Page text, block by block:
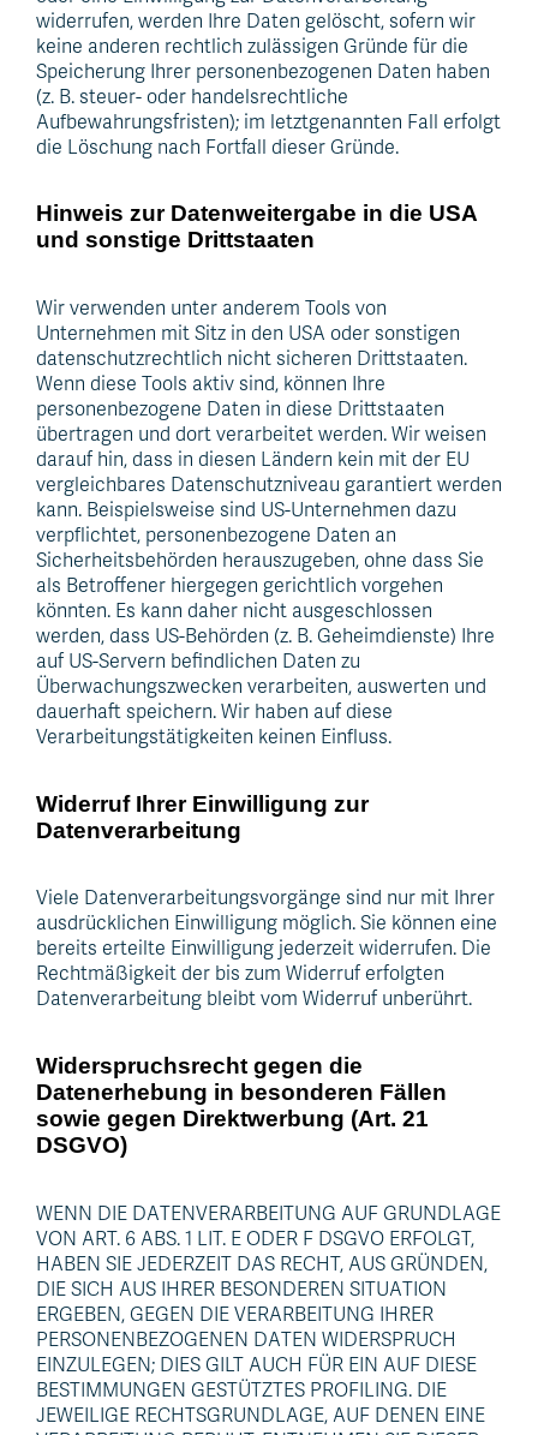
widerrufen, werden Ihre Daten gelöscht, sofern wir
keine anderen rechtlich zulässigen Gründe für die
Speicherung Ihrer personenbezogenen Daten haben
(z. B. steuer- oder handelsrechtliche
Aufbewahrungsfristen); im letztgenannten Fall erfolgt
die Löschung nach Fortfall dieser Gründe.
Hinweis zur Datenweitergabe in die USA
und sonstige Drittstaaten
Wir verwenden unter anderem Tools von
Unternehmen mit Sitz in den USA oder sonstigen
datenschutzrechtlich nicht sicheren Drittstaaten.
Wenn diese Tools aktiv sind, können Ihre
personenbezogene Daten in diese Drittstaaten
übertragen und dort verarbeitet werden. Wir weisen
darauf hin, dass in diesen Ländern kein mit der EU
vergleichbares Datenschutzniveau garantiert werden
kann. Beispielsweise sind US-Unternehmen dazu
verpflichtet, personenbezogene Daten an
Sicherheitsbehörden herauszugeben, ohne dass Sie
als Betroffener hiergegen gerichtlich vorgehen
könnten. Es kann daher nicht ausgeschlossen
werden, dass US-Behörden (z. B. Geheimdienste) Ihre
auf US-Servern befindlichen Daten zu
Überwachungszwecken verarbeiten, auswerten und
dauerhaft speichern. Wir haben auf diese
Verarbeitungstätigkeiten keinen Einfluss.
Widerruf Ihrer Einwilligung zur
Datenverarbeitung
Viele Datenverarbeitungsvorgänge sind nur mit Ihrer
ausdrücklichen Einwilligung möglich. Sie können eine
bereits erteilte Einwilligung jederzeit widerrufen. Die
Rechtmäßigkeit der bis zum Widerruf erfolgten
Datenverarbeitung bleibt vom Widerruf unberührt.
Widerspruchsrecht gegen die
Datenerhebung in besonderen Fällen
sowie gegen Direktwerbung (Art. 21
DSGVO)
WENN DIE DATENVERARBEITUNG AUF GRUNDLAGE
VON ART. 6 ABS. 1 LIT. E ODER F DSGVO ERFOLGT,
HABEN SIE JEDERZEIT DAS RECHT, AUS GRÜNDEN,
DIE SICH AUS IHRER BESONDEREN SITUATION
ERGEBEN, GEGEN DIE VERARBEITUNG IHRER
PERSONENBEZOGENEN DATEN WIDERSPRUCH
EINZULEGEN; DIES GILT AUCH FÜR EIN AUF DIESE
BESTIMMUNGEN GESTÜTZTES PROFILING. DIE
JEWEILIGE RECHTSGRUNDLAGE, AUF DENEN EINE